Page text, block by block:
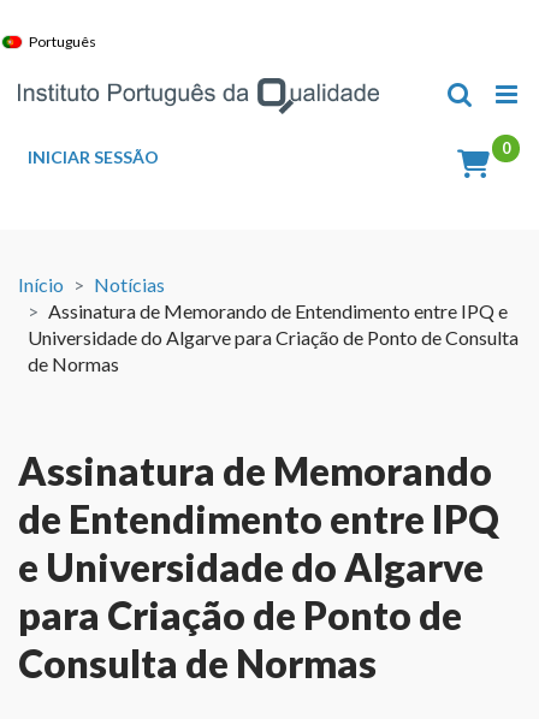
to
Português
INICIAR SESSÃO
Início
Notícias
Assinatura de Memorando de Entendimento entre IPQ e
Universidade do Algarve para Criação de Ponto de Consulta
de Normas
Assinatura de Memorando
de Entendimento entre IPQ
e Universidade do Algarve
para Criação de Ponto de
Consulta de Normas